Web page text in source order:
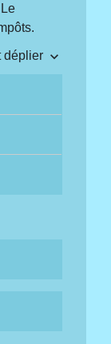
déplier keyboard_arrow_down